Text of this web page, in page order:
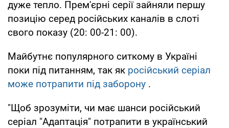
дуже тепло. Прем'єрні серії зайняли першу
позицію серед російських каналів в слоті
свого показу (20: 00-21: 00).
Майбутнє популярного ситкому в Україні
поки під питанням, так як російський серіал
може потрапити під заборону .
"Щоб зрозуміти, чи має шанси російський
серіал "Адаптація" потрапити в український